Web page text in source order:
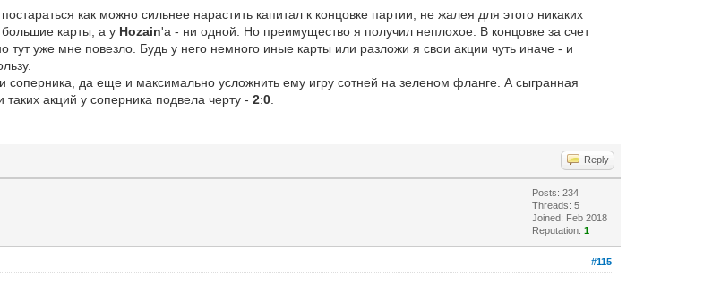
как можно сильнее нарастить капитал к концовке партии, не жалея для этого никаких
карты, а у Hozain'а - ни одной. Но преимущество я получил неплохое. В концовке за счет
тут уже мне повезло. Будь у него немного иные карты или разложи я свои акции чуть иначе - и
соперника, да еще и максимально усложнить ему игру сотней на зеленом фланге. А сыгранная
таких акций у соперника подвела черту -2:0
Reply
Posts: 234
Threads: 5
Joined: Feb 2018
Reputation:1
#115